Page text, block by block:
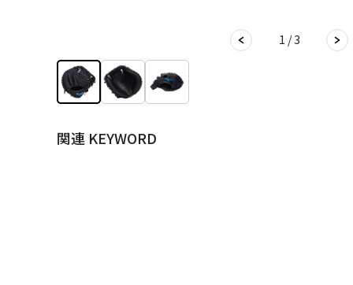
1 / 3
関連 KEYWORD